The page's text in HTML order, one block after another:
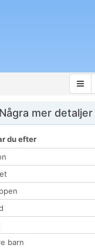
Några mer detaljer
du efter
barn